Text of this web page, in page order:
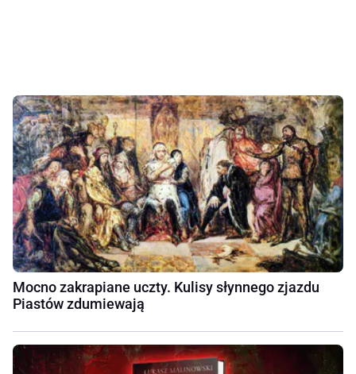
Mocno zakrapiane uczty. Kulisy słynnego zjazdu
Piastów zdumiewają